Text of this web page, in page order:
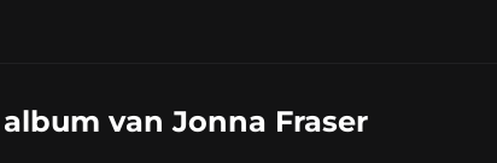
van Jonna Fraser